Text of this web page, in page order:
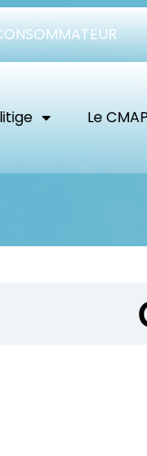
Le CMAP